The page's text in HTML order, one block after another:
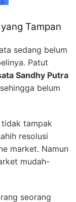
Tampan
sedang belum
Patut
Sandhy Putra
belum
tidak tampak
resolusi
market. Namun
mudah-
seorang